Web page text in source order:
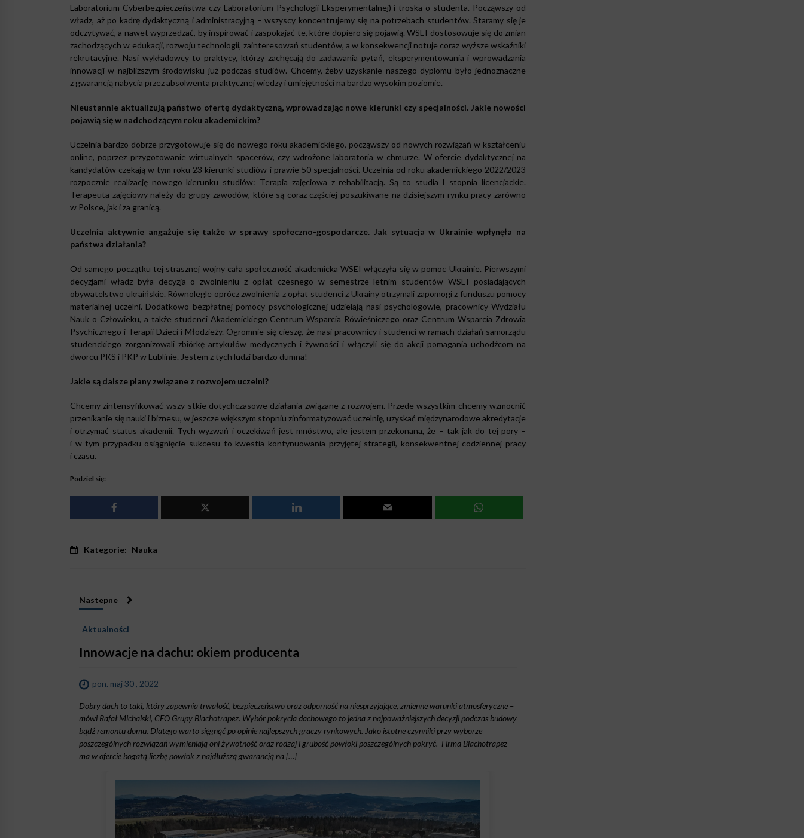
Laboratorium Cyberbezpieczeństwa czy Laboratorium Psychologii Eksperymentalnej) i troska o studenta. Począwszy od
władz, aż po kadrę dydaktyczną i administracyjną – wszyscy koncentrujemy się na potrzebach studentów. Staramy się je
odczytywać, a nawet wyprzedzać, by inspirować i zaspokajać te, które dopiero się pojawią. WSEI dostosowuje się do zmian
zachodzących w edukacji, rozwoju technologii, zainteresowań studentów, a w konsekwencji notuje coraz wyższe wskaźniki
rekrutacyjne. Nasi wykładowcy to praktycy, którzy zachęcają do zadawania pytań, eksperymentowania i wprowadzania
innowacji w najbliższym środowisku już podczas studiów. Chcemy, żeby uzyskanie naszego dyplomu było jednoznaczne
z gwarancją nabycia przez absolwenta praktycznej wiedzy i umiejętności na bardzo wysokim poziomie.
Nieustannie aktualizują państwo ofertę dydaktyczną, wprowadzając nowe kierunki czy specjalności. Jakie nowości
pojawią się w nadchodzącym roku akademickim?
Uczelnia bardzo dobrze przygotowuje się do nowego roku akademickiego, począwszy od nowych rozwiązań w kształceniu
online, poprzez przygotowanie wirtualnych spacerów, czy wdrożone laboratoria w chmurze. W ofercie dydaktycznej na
kandydatów czekają w tym roku 23 kierunki studiów i prawie 50 specjalności. Uczelnia od roku akademickiego 2022/2023
rozpocznie realizację nowego kierunku studiów: Terapia zajęciowa z rehabilitacją. Są to studia I stopnia licencjackie.
Terapeuta zajęciowy należy do grupy zawodów, które są coraz częściej poszukiwane na dzisiejszym rynku pracy zarówno
w Polsce, jak i za granicą.
Uczelnia aktywnie angażuje się także w sprawy społeczno-gospodarcze. Jak sytuacja w Ukrainie wpłynęła na
państwa działania?
Od samego początku tej strasznej wojny cała społeczność akademicka WSEI włączyła się w pomoc Ukrainie. Pierwszymi
decyzjami władz była decyzja o zwolnieniu z opłat czesnego w semestrze letnim studentów WSEI posiadających
obywatelstwo ukraińskie. Równolegle oprócz zwolnienia z opłat studenci z Ukrainy otrzymali zapomogi z funduszu pomocy
materialnej uczelni. Dodatkowo bezpłatnej pomocy psychologicznej udzielają nasi psychologowie, pracownicy Wydziału
Nauk o Człowieku, a także studenci Akademickiego Centrum Wsparcia Rówieśniczego oraz Centrum Wsparcia Zdrowia
Psychicznego i Terapii Dzieci i Młodzieży. Ogromnie się cieszę, że nasi pracownicy i studenci w ramach działań samorządu
studenckiego zorganizowali zbiórkę artykułów medycznych i żywności i włączyli się do akcji pomagania uchodźcom na
dworcu PKS i PKP w Lublinie. Jestem z tych ludzi bardzo dumna!
Jakie są dalsze plany związane z rozwojem uczelni?
Chcemy zintensyfikować wszy-stkie dotychczasowe działania związane z rozwojem. Przede wszystkim chcemy wzmocnić
przenikanie się nauki i biznesu, w jeszcze większym stopniu zinformatyzować uczelnię, uzyskać międzynarodowe akredytacje
i otrzymać status akademii. Tych wyzwań i oczekiwań jest mnóstwo, ale jestem przekonana, że – tak jak do tej pory –
i w tym przypadku osiągnięcie sukcesu to kwestia kontynuowania przyjętej strategii, konsekwentnej codziennej pracy
i czasu.
Podziel się:
Kategorie: Nauka
Nastepne
Aktualności
Innowacje na dachu: okiem producenta
pon. maj 30 , 2022
Dobry dach to taki, który zapewnia trwałość, bezpieczeństwo oraz odporność na niesprzyjające, zmienne warunki atmosferyczne –
mówi Rafał Michalski, CEO Grupy Blachotrapez. Wybór pokrycia dachowego to jedna z najpoważniejszych decyzji podczas budowy
bądź remontu domu. Dlatego warto sięgnąć po opinie najlepszych graczy rynkowych. Jako istotne czynniki przy wyborze
poszczególnych rozwiązań wymieniają oni żywotność oraz rodzaj i grubość powłoki poszczególnych pokryć. Firma Blachotrapez
ma w ofercie bogatą liczbę powłok z najdłuższą gwarancją na […]